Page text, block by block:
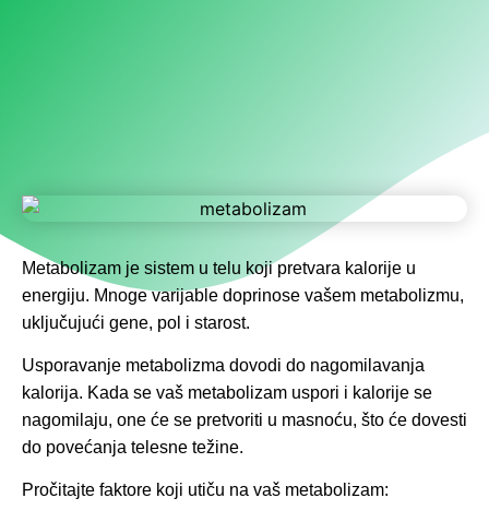
Metabolizam je sistem u telu koji pretvara kalorije u
energiju. Mnoge varijable doprinose vašem metabolizmu,
uključujući gene, pol i starost.
Usporavanje metabolizma dovodi do nagomilavanja
kalorija. Kada se vaš metabolizam uspori i kalorije se
nagomilaju, one će se pretvoriti u masnoću, što će dovesti
do povećanja telesne težine.
Pročitajte faktore koji utiču na vaš metabolizam: